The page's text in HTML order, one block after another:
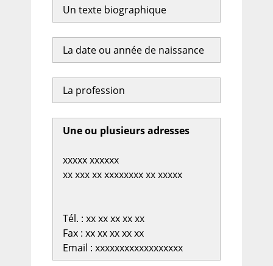
Un texte biographique
La date ou année de naissance
La profession
Une ou plusieurs adresses
xxxxx xxxxxx
xx xxx xx xxxxxxxx xx xxxxx
Tél. : xx xx xx xx xx
Fax : xx xx xx xx xx
Email : xxxxxxxxxxxxxxxxxx